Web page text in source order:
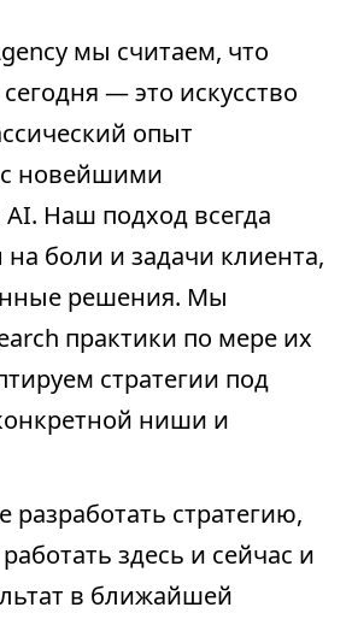
мы считаем, что
— это искусство
опыт
новейшими
Наш подход всегда
боли и задачи клиента,
решения. Мы
практики по мере их
стратегии под
ниши и
разработать стратегию,
здесь и сейчас и
в ближайшей